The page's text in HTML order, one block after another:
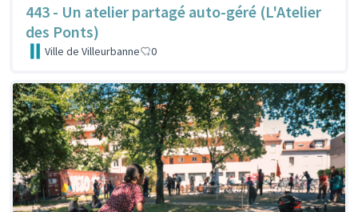
443 - Un atelier partagé auto-géré (L'Atelier
des Ponts)
Ville de Villeurbanne 0